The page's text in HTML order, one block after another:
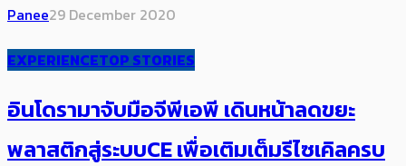
Panee29 December 2020
EXPERIENCETOP STORIES
อินโดรามาจับมือจีพีเอพี เดินหน้าลดขยะ
พลาสติกสู่ระบบCE เพื่อเติมเต็มรีไซเคิลครบ